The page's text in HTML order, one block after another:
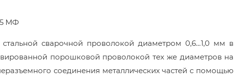
МФ
сварочной проволокой диаметром 0,6…1,0 мм в
порошковой проволокой тех же диаметров на
соединения металлических частей с помощью